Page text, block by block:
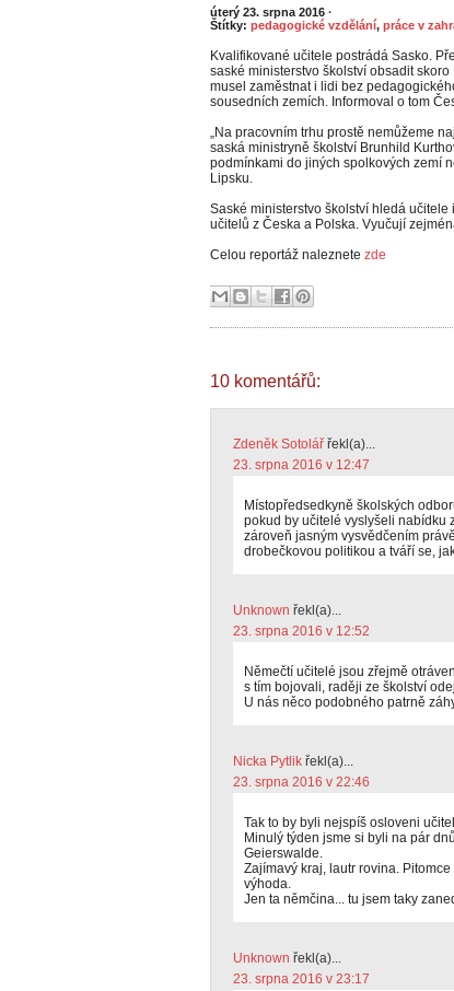
úterý 23. srpna 2016 ·
Štítky: pedagogické vzdělání, práce v
Kvalifikované učitele postrádá Sasko.
saské ministerstvo školství obsadit
musel zaměstnat i lidi bez
sousedních zemích. Informoval o tom
„Na pracovním trhu prostě nemůžeme
saská ministryně školství Brunhild
podmínkami do jiných spolkových zemí
Lipsku.
Saské ministerstvo školství hledá
učitelů z Česka a Polska. Vyučují
Celou reportáž naleznete zde
10 komentářů:
Zdeněk Sotolář řekl(a)...
23. srpna 2016 v 12:47
Místopředsedkyně školských
pokud by učitelé vyslyšeli nabídku
zároveň jasným vysvědčením
drobečkovou politikou a tváří se,
Unknown řekl(a)...
23. srpna 2016 v 12:52
Němečtí učitelé jsou zřejmě
s tím bojovali, raději ze školství
U nás něco podobného patrně
Nicka Pytlik řekl(a)...
23. srpna 2016 v 22:46
Tak to by byli nejspíš osloveni
Minulý týden jsme si byli na pár
Geierswalde.
Zajímavý kraj, lautr rovina.
výhoda.
Jen ta němčina... tu jsem taky
Unknown řekl(a)...
23. srpna 2016 v 23:17